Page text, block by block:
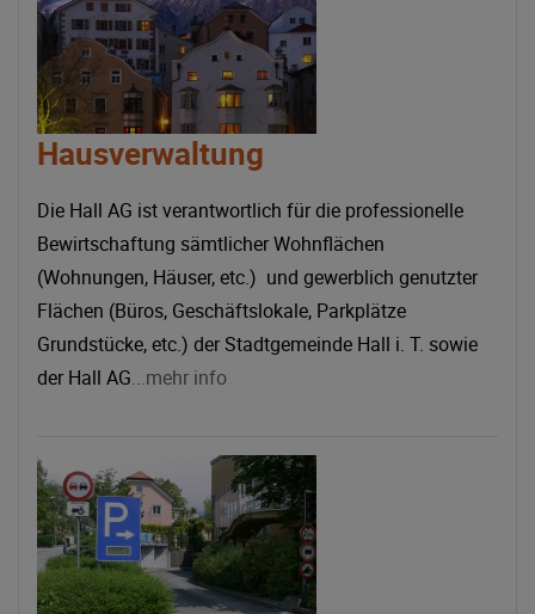
Hausverwaltung
Die Hall AG ist verantwortlich für die professionelle
Bewirtschaftung sämtlicher Wohnflächen
(Wohnungen, Häuser, etc.) und gewerblich genutzter
Flächen (Büros, Geschäftslokale, Parkplätze
Grundstücke, etc.) der Stadtgemeinde Hall i. T. sowie
der Hall AG...mehr info